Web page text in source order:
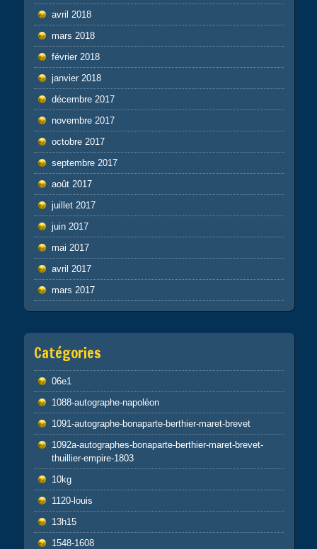
avril 2018
mars 2018
février 2018
janvier 2018
décembre 2017
novembre 2017
octobre 2017
septembre 2017
août 2017
juillet 2017
juin 2017
mai 2017
avril 2017
mars 2017
Catégories
06e1
1088-autographe-napoléon
1091-autographe-bonaparte-berthier-maret-brevet
1092a-autographes-bonaparte-berthier-maret-brevet-
thuillier-empire-1803
10kg
1120-louis
13h15
1548-1608